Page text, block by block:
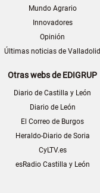
Mundo Agrario
Innovadores
Opinión
Últimas noticias de Valladolid
Otras webs de EDIGRUP
Diario de Castilla y León
Diario de León
El Correo de Burgos
Heraldo-Diario de Soria
CyLTV.es
esRadio Castilla y León